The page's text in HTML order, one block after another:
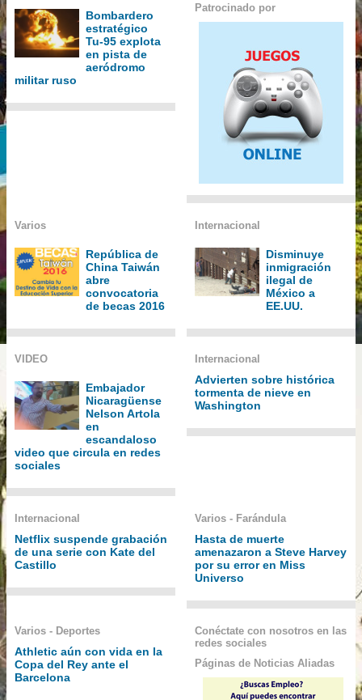
Bombardero
estratégico
Tu-95 explota
en pista de
aeródromo
militar ruso
Patrocinado por
Varios
República de
China Taiwán
abre
convocatoria
de becas 2016
Internacional
Disminuye
inmigración
ilegal de
México a
EE.UU.
VIDEO
Embajador
Nicaragüense
Nelson Artola
en
escandaloso
video que circula en redes
sociales
Internacional
Advierten sobre histórica
tormenta de nieve en
Washington
Internacional
Netflix suspende grabación
de una serie con Kate del
Castillo
Varios - Farándula
Hasta de muerte
amenazaron a Steve Harvey
por su error en Miss
Universo
Varios - Deportes
Athletic aún con vida en la
Copa del Rey ante el
Barcelona
Conéctate con nosotros en las
redes sociales
Páginas de Noticias Aliadas